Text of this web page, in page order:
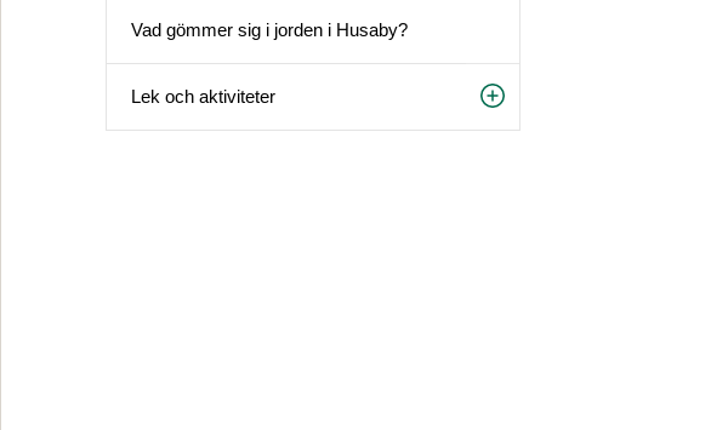
Vad gömmer sig i jorden i Husaby?
Lek och aktiviteter